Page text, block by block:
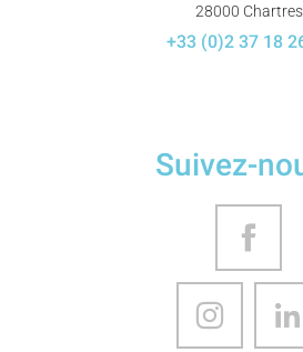
28000 Chartres
+33 (0)2 37 18
Suivez-